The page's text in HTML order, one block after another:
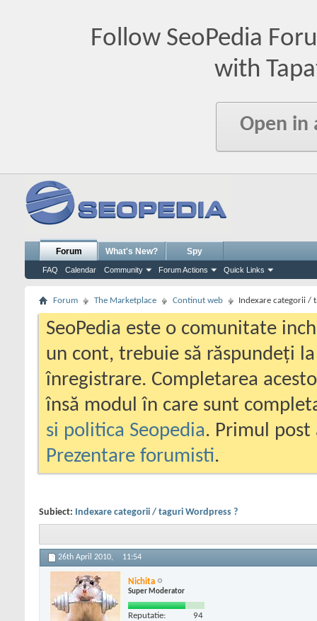
Follow SeoPedia
with
Open in
Forum
FAQ Calendar Community Forum Actions Quick Links
What's New? Spy
Forum The Marketplace Continut web Indexare categorii /
SeoPedia este o comunitate
un cont, trebuie să răspundeți
înregistrare. Completarea
însă modul în care sunt
si politica Seopedia. Primul
Prezentare forumisti.
Subiect: Indexare categorii / taguri Wordpress ?
26th April 2010, 11:54
Nichita
Super Moderator
Reputatie: 94